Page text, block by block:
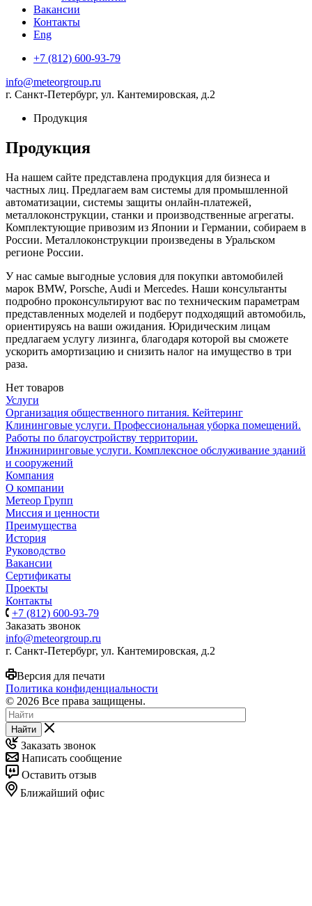
Вакансии
Контакты
Eng
+7 (812) 600-93-79
info@meteorgroup.ru
г. Санкт-Петербург, ул. Кантемировская, д.2
Продукция
Продукция
На нашем сайте представлена продукция для бизнеса и
частных лиц. Предлагаем вам системы для промышленной
автоматизации, системы защиты онлайн-платежей,
металлоконструкции, станки и производственные агрегаты.
Комплектующие привозим из Японии и Германии, собираем в
России. Металлоконструкции произведены в Уральском
регионе России.
У нас самые выгодные условия для покупки автомобилей
марок BMW, Porsche, Audi и Mercedes. Наши консультанты
подробно проконсультируют вас по техническим параметрам
представленных моделей и подберут подходящий автомобиль,
ориентируясь на ваши ожидания. Юридическим лицам
предлагаем услугу лизинга, благодаря которой вы сможете
ускорить амортизацию и снизить налог на имущество в три
раза.
Нет товаров
Услуги
Организация общественного питания. Кейтеринг
Клининговые услуги. Профессиональная уборка помещений.
Работы по благоустройству территории.
Инжиниринговые услуги. Комплексное обслуживание зданий
и сооружений
Компания
О компании
Метеор Групп
Миссия и ценности
Преимущества
История
Руководство
Вакансии
Сертификаты
Проекты
Контакты
+7 (812) 600-93-79
Заказать звонок
info@meteorgroup.ru
г. Санкт-Петербург, ул. Кантемировская, д.2
Версия для печати
Политика конфиденциальности
© 2026 Все права защищены.
Найти
Заказать звонок
Написать сообщение
Оставить отзыв
Ближайший офис